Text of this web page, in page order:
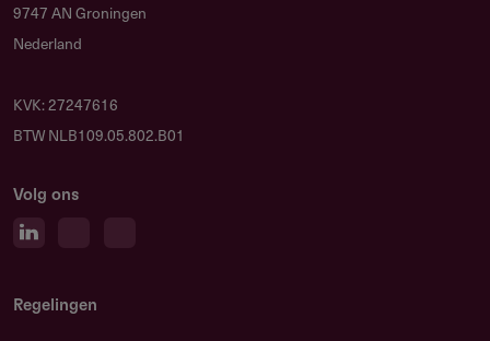
Proposal light template
Reporting guidelines
9747 AN Groningen
Nederland
KVK: 27247616
BTW NLB109.05.802.B01
Volg ons
Regelingen